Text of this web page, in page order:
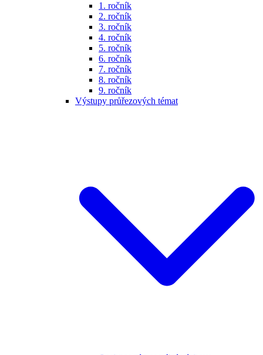
1. ročník
2. ročník
3. ročník
4. ročník
5. ročník
6. ročník
7. ročník
8. ročník
9. ročník
Výstupy průřezových témat